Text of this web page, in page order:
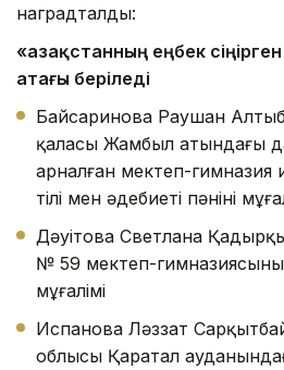
наградталды:
«Қазақстанның еңбек
атағы беріледі
Байсаринова Раушан
қаласы Жамбыл атындағы
арналған мектеп-гимназия
тілі мен әдебиеті пәнінің
Дәуітова Светлана
№ 59 мектеп-
мұғалімі
Испанова Ләззат
облысы Қаратал